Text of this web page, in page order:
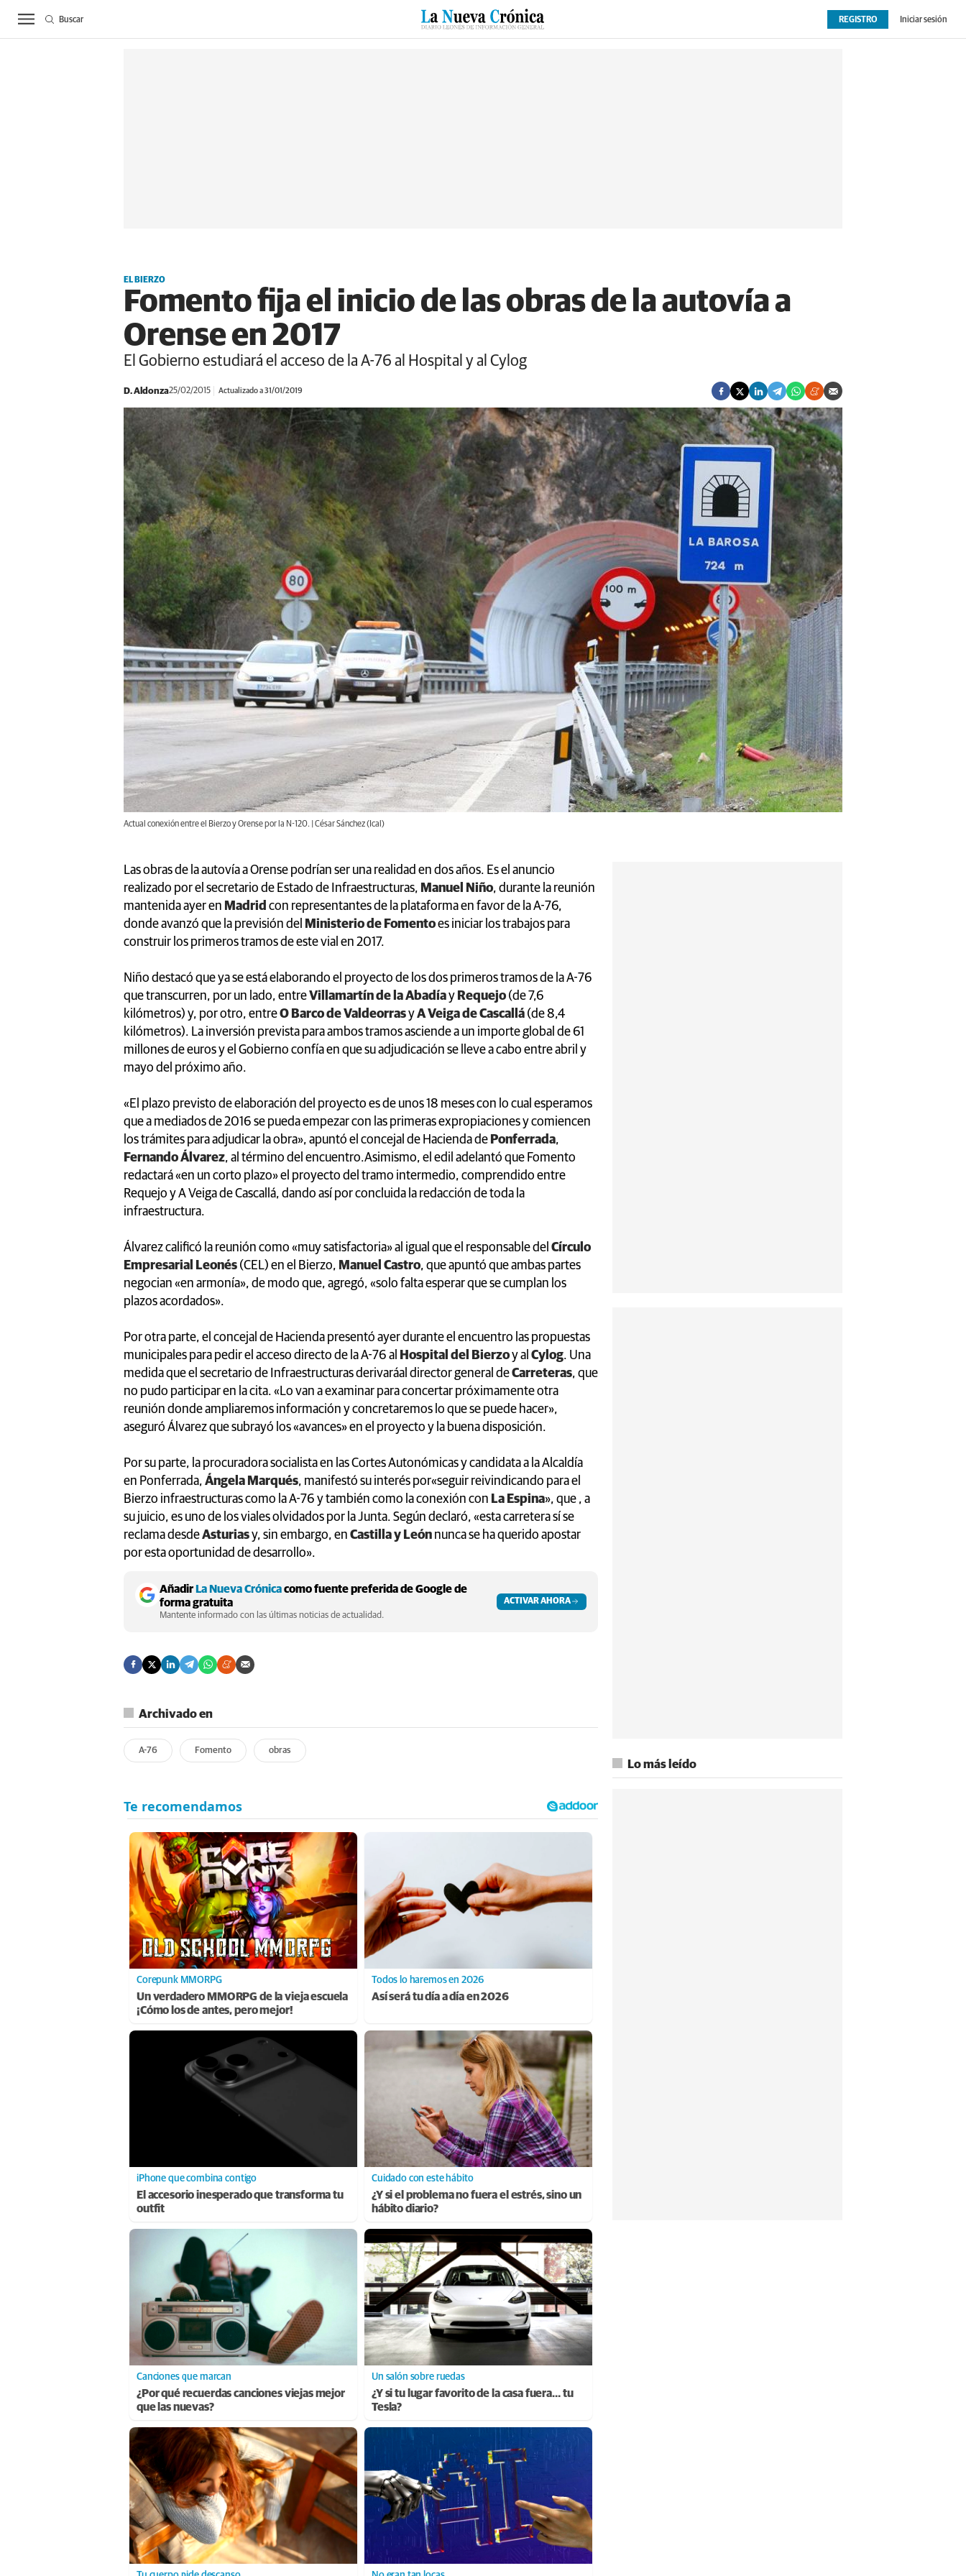
ACTUALIDAD BIERZO SUCESOS CULTURAS ESPECIALES DEPORTES OPINIÓN EXTRAS
REGISTRO Iniciar sesión
Buscar
EL BIERZO
Fomento fija el inicio de las obras de la autovía a
Orense en 2017
El Gobierno estudiará el acceso de la A-76 al Hospital y al Cylog
D. Aldonza25/02/2015 Actualizado a 31/01/2019
Actual conexión entre el Bierzo y Orense por la N-120. | César Sánchez (Ical)
Las obras de la autovía a Orense podrían ser una realidad en dos años. Es el anuncio
realizado por el secretario de Estado de Infraestructuras, Manuel Niño, durante la reunión
mantenida ayer en Madrid con representantes de la plataforma en favor de la A-76,
donde avanzó que la previsión del Ministerio de Fomentoes iniciar los trabajos para
construir los primeros tramos de este vial en 2017.
Niño destacó que ya se está elaborando el proyecto de los dos primeros tramos de la A-76
que transcurren, por un lado, entreVillamartín de la Abadíay Requejo (de 7,6
kilómetros) y, por otro, entreO Barco de ValdeorrasyA Veiga de Cascallá (de 8,4
kilómetros). La inversión prevista para ambos tramos asciende a un importe global de 61
millones de euros y el Gobierno confía en que su adjudicación se lleve a cabo entre abril y
mayo del próximo año.
«El plazo previsto de elaboración del proyecto es de unos 18 meses con lo cual esperamos
que a mediados de 2016 se pueda empezar con las primeras expropiaciones y comiencen
los trámites para adjudicar la obra», apuntó el concejal de Hacienda de Ponferrada,
Fernando Álvarez, al término del encuentro.Asimismo, el edil adelantó que Fomento
redactará «en un corto plazo» el proyecto del tramo intermedio, comprendido entre
Requejo y A Veiga de Cascallá, dando así por concluida la redacción de toda la
infraestructura.
Álvarez calificó la reunión como «muy satisfactoria» al igual que el responsable del Círculo
Empresarial Leonés (CEL) en el Bierzo, Manuel Castro, que apuntó que ambas partes
negocian «en armonía», de modo que, agregó, «solo falta esperar que se cumplan los
plazos acordados».
Por otra parte, el concejal de Hacienda presentó ayer durante el encuentro las propuestas
municipales para pedir el acceso directo de la A-76 al
Hospital del Bierzoy al Cylog. Una
medida que el secretario de Infraestructuras derivaráal director general deCarreteras, que
no pudo participar en la cita. «Lo van a examinar para concertar próximamente otra
reunión donde ampliaremos información y concretaremos lo que se puede hacer»,
aseguró Álvarez que subrayó los «avances» en el proyecto y la buena disposición.
Por su parte, la procuradora socialista en las Cortes Autonómicas y candidata a la Alcaldía
en Ponferrada, Ángela Marqués, manifestó su interés por«seguir reivindicando para el
Bierzo infraestructuras como la A-76 y también como la conexión con La Espina», que , a
su juicio, es uno de los viales olvidados por la Junta. Según declaró, «esta carretera sí se
reclama desdeAsturiasy, sin embargo, en Castilla y León nunca se ha querido apostar
por esta oportunidad de desarrollo».
AñadirLa Nueva Crónicacomo fuente preferida de Google de
forma gratuita
Mantente informado con las últimas noticias de actualidad.
ACTIVAR AHORA
Archivado en
A-76 Fomento obras
Corepunk MMORPG
Un verdadero MMORPG de la vieja escuela
¡Cómo los de antes, pero mejor!
Todos lo haremos en 2026
Así será tu día a día en 2026
iPhone que combina contigo
El accesorio inesperado que transforma tu
outfit
Cuidado con este hábito
¿Y si el problema no fuera el estrés, sino un
hábito diario?
Canciones que marcan
¿Por qué recuerdas canciones viejas mejor
que las nuevas?
Un salón sobre ruedas
¿Y si tu lugar favorito de la casa fuera… tu
Tesla?
Lo más leído